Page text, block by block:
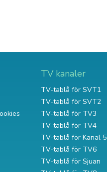
TV kanaler
TV-tablå för SVT1
TV-tablå för SVT2
TV-tablå för TV3
TV-tablå för TV4
TV-tablå för Kanal 5
TV-tablå för TV6
TV-tablå för Sjuan